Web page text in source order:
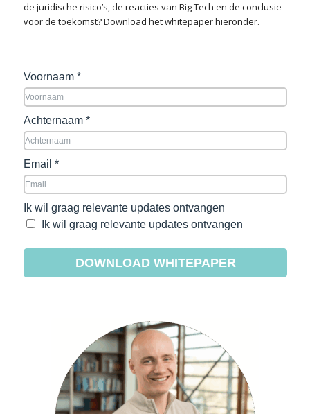
de juridische risico’s, de reacties van Big Tech en de conclusie
voor de toekomst? Download het whitepaper hieronder.